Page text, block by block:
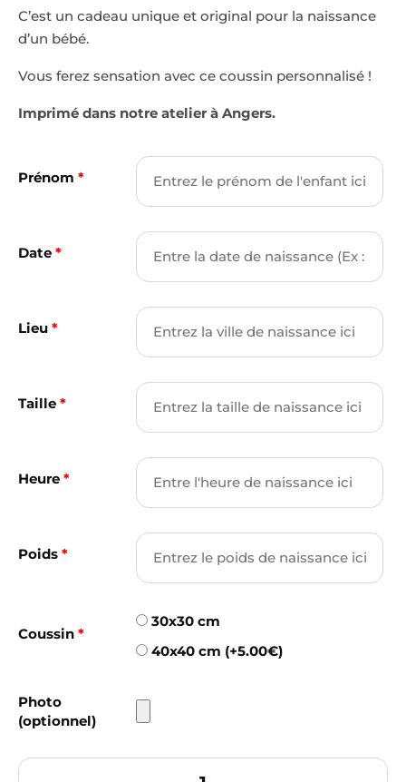
client
C’est un cadeau unique et original pour la naissance
d’un bébé.
Vous ferez sensation avec ce coussin personnalisé !
Imprimé dans notre atelier à Angers.
Prénom *
Date *
Lieu *
Taille *
Heure *
Poids *
Coussin *
30x30 cm
40x40 cm (+5.00€)
Photo
(optionnel)